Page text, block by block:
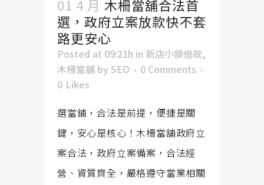
01 4 月 木柵當舖合法首
選，政府立案放款快不套
路更安心
Posted at 09:21h in 新店小額借款,
木柵當舖 by SEO
0 Comments
0 Likes
選當鋪，合法是前提，便捷是關
鍵，安心是核心！木柵當舖政府立
案合法，政府立案備案，合法經
營、資質齊全，嚴格遵守當業相關